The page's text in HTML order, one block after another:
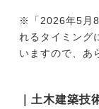
※「2026年5月8
れるタイミング
いますので、あ
｜土木建築技